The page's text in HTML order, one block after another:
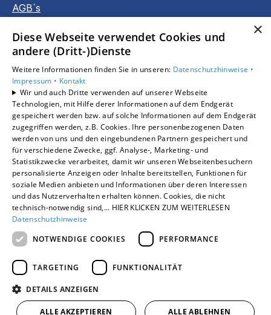
AGB´s
Unsere Bereiche
Privatkunden
Gewerbekunden
Karriere
Unternehmen
Kontakt
Um externe HTML-Inhalte anzuzeigen, benötigen
wir Ihre Einwilligung.
Weitere Informationen finden Sie in unserer
Datenschutzerklärung.
Cookie-Einstellungen öffnen
×
Diese Webseite verwendet Cookies und
andere (Dritt-)Dienste
Weitere Informationen finden Sie in unseren: Datenschutzhinweise •
Impressum • Kontakt
Wir und auch Dritte verwenden auf unserer Webseite
Technologien, mit Hilfe derer Informationen auf dem Endgerät
gespeichert werden bzw. auf solche Informationen auf dem Endgerät
zugegriffen werden, z.B. Cookies. Ihre personenbezogenen Daten
werden von uns und den eingebundenen Partnern gespeichert und
für verschiedene Zwecke, ggf. Analyse-, Marketing- und
Statistikzwecke verarbeitet, damit wir unseren Webseitenbesuchern
personalisierte Anzeigen oder Inhalte bereitstellen, Funktionen für
soziale Medien anbieten und Informationen über deren Interessen
und das Nutzerverhalten erhalten können. Cookies, die nicht
technisch-notwendig sind,... HIER KLICKEN ZUM WEITERLESEN
Datenschutzhinweise
NOTWENDIGE COOKIES
PERFORMANCE
TARGETING FUNKTIONALITÄT
DETAILS ANZEIGEN
ALLE AKZEPTIEREN ALLE ABLEHNEN